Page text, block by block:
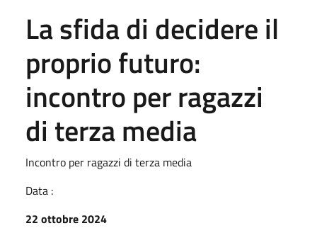
La sfida di decidere il
proprio futuro:
incontro per ragazzi
di terza media
Incontro per ragazzi di terza media
Data :
22 ottobre 2024